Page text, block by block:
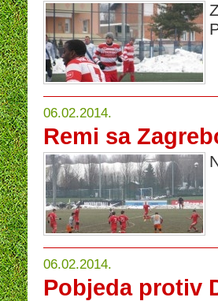
06.02.2014.
Remi sa
06.02.2014.
Pobjeda protiv